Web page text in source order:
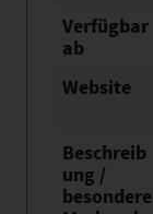
Verfügbar
ab
Website
Beschreib
ung /
besondere